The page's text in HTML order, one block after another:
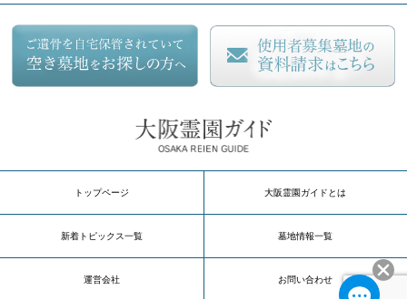
トップページ 大阪霊園ガイドとは
新着トピックス一覧 墓地情報一覧
運営会社 お問い合わせ